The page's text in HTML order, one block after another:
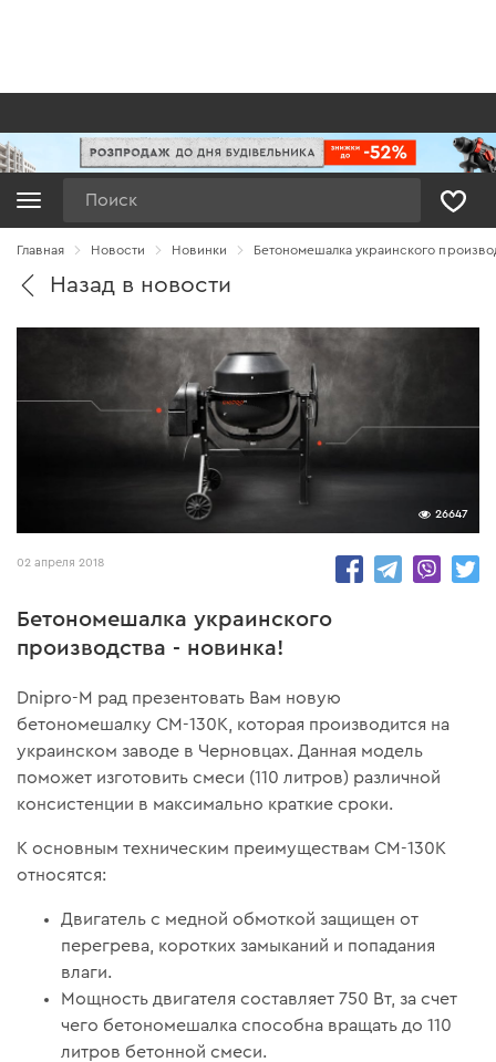
Главная Новости Новинки Бетономешалка украинского
Назад в новости
26647
02 апреля 2018
Бетономешалка украинского
производства - новинка!
Dnipro-M рад презентовать Вам новую
бетономешалку СМ-130К, которая производится на
украинском заводе в Черновцах. Данная модель
поможет изготовить смеси (110 литров) различной
консистенции в максимально краткие сроки.
К основным техническим преимуществам СМ-130К
относятся:
Двигатель с медной обмоткой защищен от
перегрева, коротких замыканий и попадания
влаги.
Мощность двигателя составляет 750 Вт, за счет
чего бетономешалка способна вращать до 110
литров бетонной смеси.